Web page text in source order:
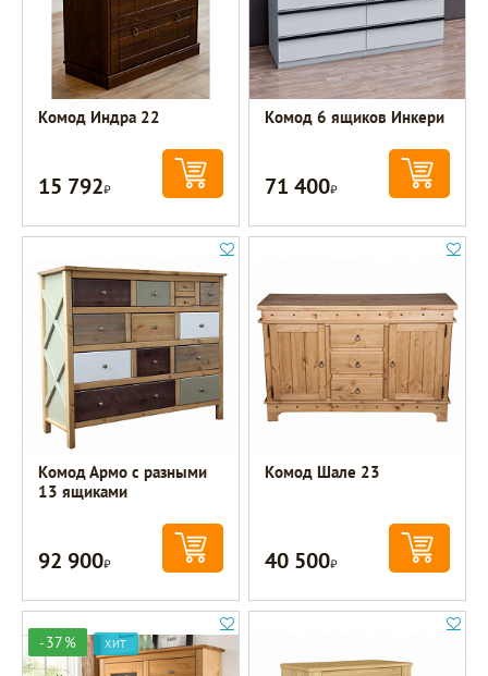
Комод Индра 22
15 792Р
Комод 6 ящиков Инкери
71 400Р
Комод Армо с разными
13 ящиками
92 900Р
Комод Шале 23
40 500Р
-37% ХИТ